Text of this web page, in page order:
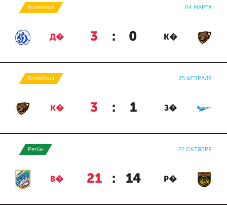
Волейбол 04 МАРТА
Д� 3 : 0 К�
Волейбол 25 ФЕВРАЛЯ
К� 3 : 1 З�
Регби 22 ОКТЯБРЯ
В� 21 : 14 Р�